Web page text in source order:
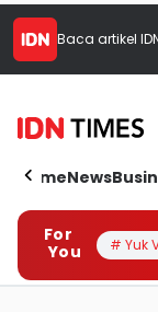
Baca artikel
HomeNews
For
You
# Yuk